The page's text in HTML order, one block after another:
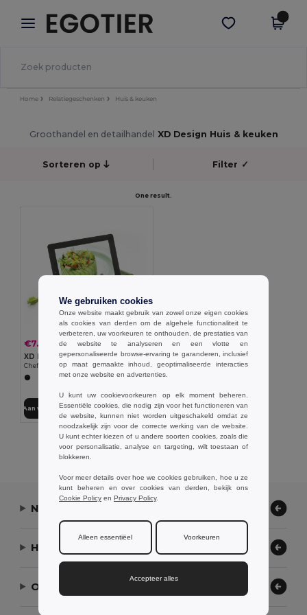
× Egotier-app
Betere prijzen in de app!
Download app
Home Relatiegeschenken Huis & keuken
Groothandel en detailhandel XD Design Huis & keuken
Sorteren op Filter ✓
One result.
€7.19 €8.04 -11%
XD Design P261.17
Chef tablet standaard met touchpen
Aan winkelwagen toevoegen
Alle Producten Tonen.
Neem contact op
Hulp nodig?
Ons bedrijf
We gebruiken cookies
Onze website maakt gebruik van zowel onze eigen cookies
als cookies van derden om de algehele functionaliteit te
verbeteren, uw voorkeuren te onthouden, de prestaties van
de website te analyseren en een vlotte en
gepersonaliseerde browse-ervaring te garanderen, inclusief
op maat gemaakte inhoud, geoptimaliseerde interacties
met onze website en advertenties.
U kunt uw cookievoorkeuren op elk moment beheren.
Essentiële cookies, die nodig zijn voor het functioneren van
de website, kunnen niet worden uitgeschakeld omdat ze
noodzakelijk zijn voor de correcte werking van de website.
U kunt echter kiezen of u andere soorten cookies, zoals die
voor personalisatie, analyse en targeting, wilt toestaan of
blokkeren.
Voor meer details over hoe we cookies gebruiken, hoe u ze
kunt beheren en over cookies van derden, bekijk ons
Cookie Policy en Privacy Policy.
Alleen essentiëel Voorkeuren
Accepteer alles